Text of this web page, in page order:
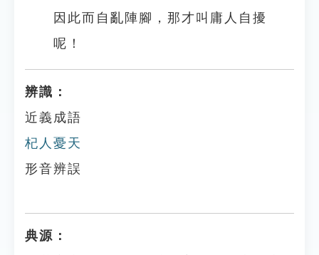
因此而自亂陣腳，那才叫庸人自擾
呢！
辨識：
近義成語
杞人憂天
形音辨誤
典源：